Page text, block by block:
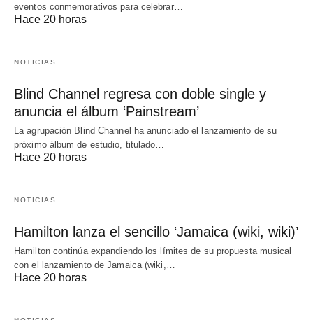
eventos conmemorativos para celebrar…
Hace 20 horas
NOTICIAS
Blind Channel regresa con doble single y
anuncia el álbum ‘Painstream’
La agrupación Blind Channel ha anunciado el lanzamiento de su
próximo álbum de estudio, titulado…
Hace 20 horas
NOTICIAS
Hamilton lanza el sencillo ‘Jamaica (wiki, wiki)’
Hamilton continúa expandiendo los límites de su propuesta musical
con el lanzamiento de Jamaica (wiki,…
Hace 20 horas